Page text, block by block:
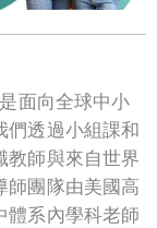
面向全球中小
們透過小組課和
教師與來自世界
師團隊由美國高
體系內學科老師